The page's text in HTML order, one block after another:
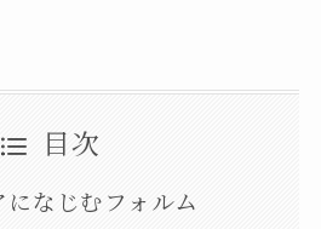
目次
なじむフォルム